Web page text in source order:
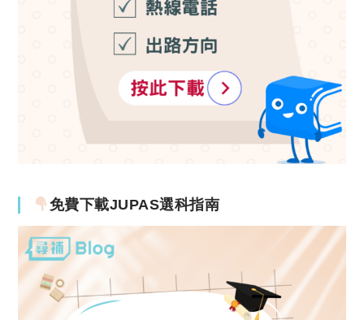
免費下載JUPAS選科指南